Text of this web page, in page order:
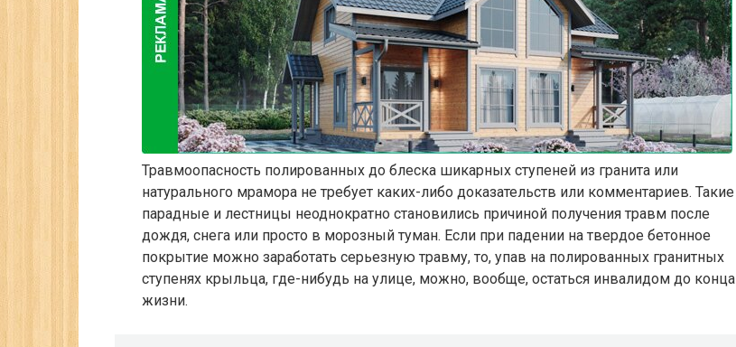
Травмоопасность полированных до блеска шикарных ступеней из гранита или
натурального мрамора не требует каких-либо доказательств или комментариев. Такие
парадные и лестницы неоднократно становились причиной получения травм после
дождя, снега или просто в морозный туман. Если при падении на твердое бетонное
покрытие можно заработать серьезную травму, то, упав на полированных гранитных
ступенях крыльца, где-нибудь на улице, можно, вообще, остаться инвалидом до конца
жизни.